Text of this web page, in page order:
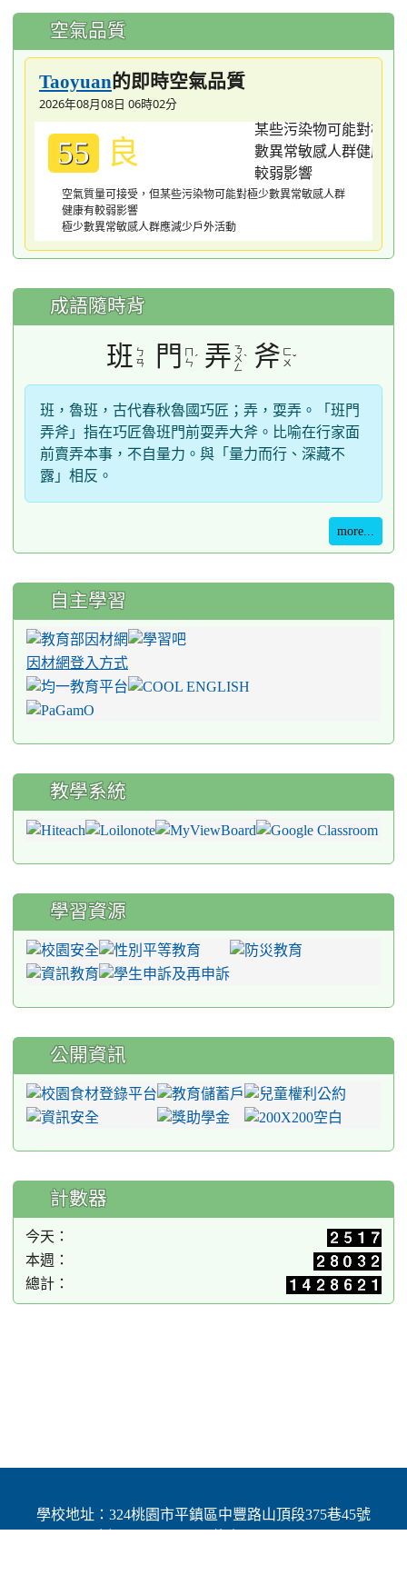
空氣品質
Taoyuan的即時空氣品質
2026年08月08日 06時02分
55 良
空氣質量可接受，但某些污染物可能對極少數異常敏感人群
健康有較弱影響
極少數異常敏感人群應減少戶外活動
成語隨時背
班 ㄅ
ㄢ
門
ㄇ
ㄣ ˊ 弄 ㄋ
ㄨ
ㄥ
ˋ 斧 ㄈ
ㄨˇ
班，魯班，古代春秋魯國巧匠；弄，耍弄。「班門
弄斧」指在巧匠魯班門前耍弄大斧。比喻在行家面
前賣弄本事，不自量力。與「量力而行、深藏不
露」相反。
more...
自主學習
因材網登入方式
教學系統
學習資源
公開資訊
計數器
今天：
本週：
總計：
學校地址：324桃園市平鎮區中豐路山頂段375巷45號